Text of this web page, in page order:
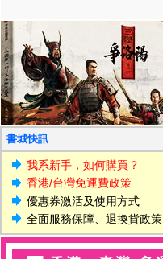
書城快訊
我系新手，如何購買？
香港/台灣免運費政策
優惠券激活及使用方式
全面服務保障、退換貨政策